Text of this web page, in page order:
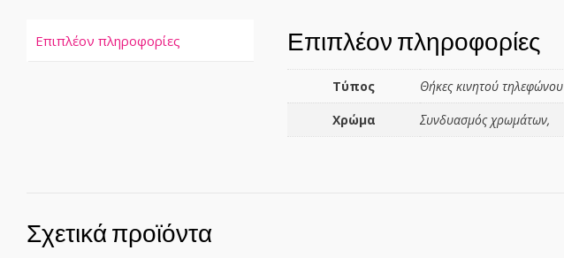
Επιπλέον πληροφορίες Επιπλέον πληροφορίες
Τύπος
Θήκες κινητού τηλεφώνου
Χρώμα
Συνδυασμός χρωμάτων,
Σχετικά προϊόντα